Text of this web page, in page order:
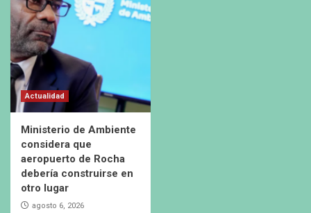
Actualidad
Ministerio de Ambiente
considera que
aeropuerto de Rocha
debería construirse en
otro lugar
agosto 6, 2026